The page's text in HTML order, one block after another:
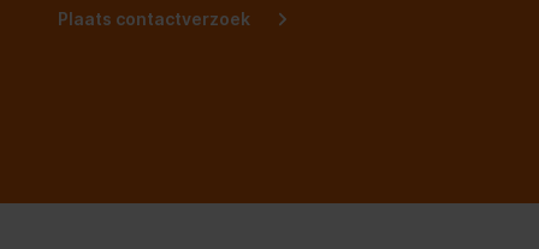
Plaats contactverzoek